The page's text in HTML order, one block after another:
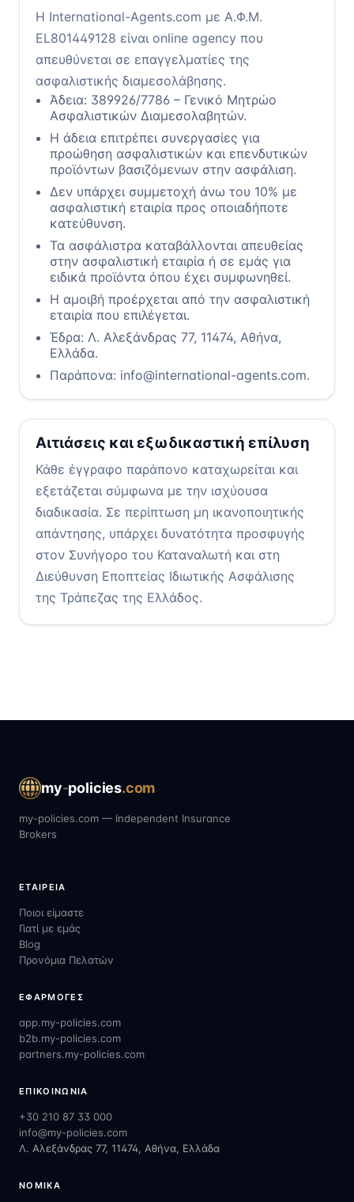
Η International-Agents.com με Α.Φ.Μ.
EL801449128 είναι online agency που
απευθύνεται σε επαγγελματίες της
ασφαλιστικής διαμεσολάβησης.
Άδεια: 389926/7786 – Γενικό Μητρώο
Ασφαλιστικών Διαμεσολαβητών.
Η άδεια επιτρέπει συνεργασίες για
προώθηση ασφαλιστικών και επενδυτικών
προϊόντων βασιζόμενων στην ασφάλιση.
Δεν υπάρχει συμμετοχή άνω του 10% με
ασφαλιστική εταιρία προς οποιαδήποτε
κατεύθυνση.
Τα ασφάλιστρα καταβάλλονται απευθείας
στην ασφαλιστική εταιρία ή σε εμάς για
ειδικά προϊόντα όπου έχει συμφωνηθεί.
Η αμοιβή προέρχεται από την ασφαλιστική
εταιρία που επιλέγεται.
Έδρα: Λ. Αλεξάνδρας 77, 11474, Αθήνα,
Ελλάδα.
Παράπονα: info@international-agents.com.
Αιτιάσεις και εξωδικαστική επίλυση
Κάθε έγγραφο παράπονο καταχωρείται και
εξετάζεται σύμφωνα με την ισχύουσα
διαδικασία. Σε περίπτωση μη ικανοποιητικής
απάντησης, υπάρχει δυνατότητα προσφυγής
στον Συνήγορο του Καταναλωτή και στη
Διεύθυνση Εποπτείας Ιδιωτικής Ασφάλισης
της Τράπεζας της Ελλάδος.
my-policies.com
my-policies.com — Independent Insurance
Brokers
ΕΤΑΙΡΕΊΑ
Ποιοι είμαστε
Γιατί με εμάς
Blog
Προνόμια Πελατών
ΕΦΑΡΜΟΓΈΣ
app.my-policies.com
b2b.my-policies.com
partners.my-policies.com
ΕΠΙΚΟΙΝΩΝΊΑ
+30 210 87 33 000
info@my-policies.com
Λ. Αλεξάνδρας 77, 11474, Αθήνα, Ελλάδα
ΝΟΜΙΚΆ